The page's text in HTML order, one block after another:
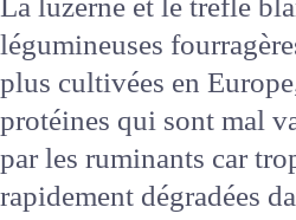
La luzerne et le trèfle
légumineuses
plus cultivées en
protéines qui sont mal